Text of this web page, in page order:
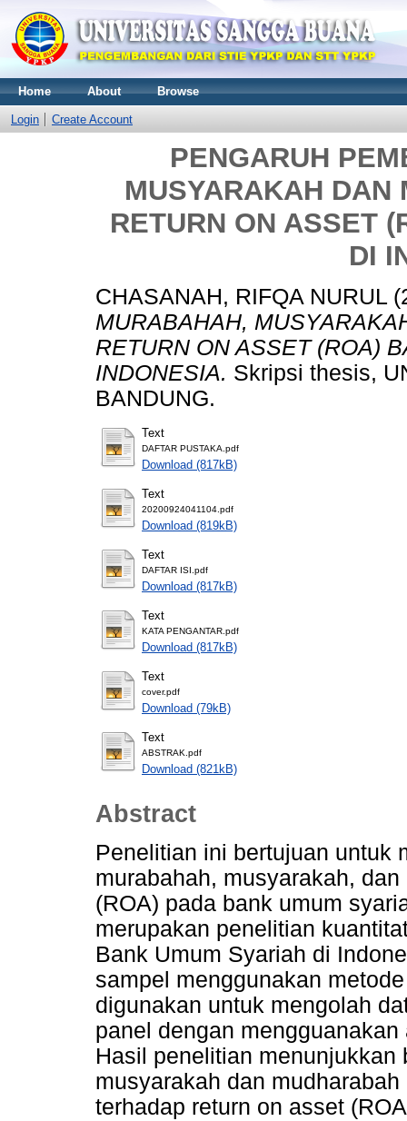
Home About Browse
Login Create Account
PENGARUH
MUSYARAKAH DAN
RETURN ON ASSET
DI
CHASANAH, RIFQA NURUL
MURABAHAH,
RETURN ON ASSET (ROA)
INDONESIA. Skripsi thesis,
BANDUNG.
Text
DAFTAR PUSTAKA.pdf
Download (817kB)
Text
20200924041104.pdf
Download (819kB)
Text
DAFTAR ISI.pdf
Download (817kB)
Text
KATA PENGANTAR.pdf
Download (817kB)
Text
cover.pdf
Download (79kB)
Text
ABSTRAK.pdf
Download (821kB)
Abstract
Penelitian ini bertujuan untuk
murabahah, musyarakah,
(ROA) pada bank umum
merupakan penelitian
Bank Umum Syariah di
sampel menggunakan
digunakan untuk mengolah
panel dengan
Hasil penelitian menunjukkan
musyarakah dan
terhadap return on asset